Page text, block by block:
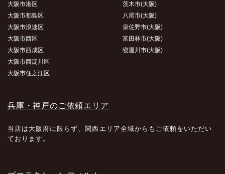
大阪市港区
大阪市都島区
大阪市浪速区
大阪市西区
大阪市西成区
大阪市西淀川区
大阪市住之江区
茨木市(大阪)
八尾市(大阪)
泉佐野市(大阪)
富田林市(大阪)
寝屋川市(大阪)
兵庫・神戸のご依頼エリア
当店は大阪府に限らず、関西エリア全域からもご依頼をいただい
ております。